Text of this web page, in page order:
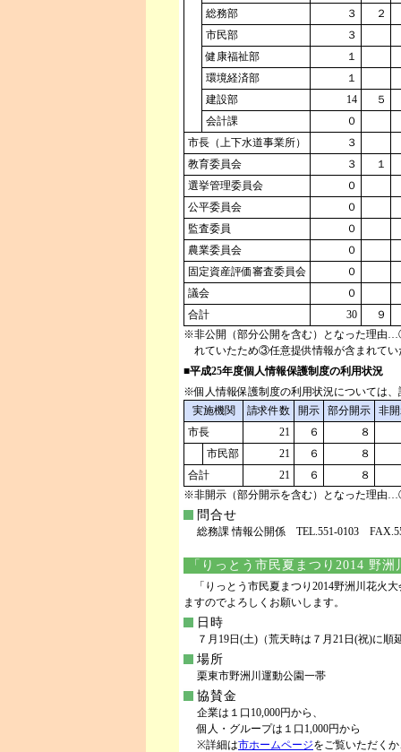
総務部 ３
２
市民部
３
健康福祉部
１
環境経済部
１
建設部
14
５
会計課
０
市長（上下水道事業所）
３
教育委員会
３
１
選挙管理委員会
０
公平委員会
０
監査委員
０
農業委員会
０
固定資産評価審査委員会
０
議会
０
合計
30
９
※非公開（部分公開を含む）となった理由
れていたため③任意提供情報が含まれて
■平成25年度個人情報保護制度の利用状況
※個人情報保護制度の利用状況については
実施機関
請求件数 開示 部分開示
非
市長
21 ６ ８
市民部
21 ６
８
合計
21 ６ ８
※非開示（部分開示を含む）となった理由
問合せ
総務課 情報公開係 TEL.551-0103
「りっとう市民夏まつり2014 野
「りっとう市民夏まつり2014野洲川花火
ますのでよろしくお願いします。
日時
７月19日(土)（荒天時は７月21日(祝)に順
場所
栗東市野洲川運動公園一帯
協賛金
企業は１口10,000円から、
個人・グループは１口1,000円から
※詳細は市ホームページをご覧いただく